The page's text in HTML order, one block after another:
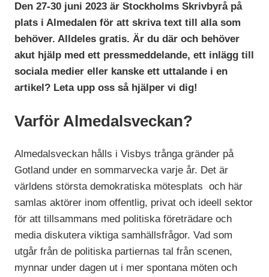
Den 27-30 juni 2023 är Stockholms Skrivbyrå på
plats i Almedalen för att skriva text till alla som
behöver. Alldeles gratis. Är du där och behöver
akut hjälp med ett pressmeddelande, ett inlägg till
sociala medier eller kanske ett uttalande i en
artikel? Leta upp oss så hjälper vi dig!
Varför Almedalsveckan?
Almedalsveckan hålls i Visbys trånga gränder på
Gotland under en sommarvecka varje år. Det är
världens största demokratiska mötesplats och här
samlas aktörer inom offentlig, privat och ideell sektor
för att tillsammans med politiska företrädare och
media diskutera viktiga samhällsfrågor. Vad som
utgår från de politiska partiernas tal från scenen,
mynnar under dagen ut i mer spontana möten och